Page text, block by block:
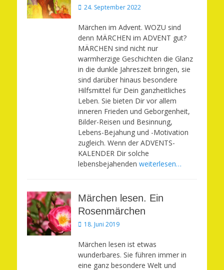
Veröffentlicht
24. September 2022
Märchen im Advent. WOZU sind
denn MÄRCHEN im ADVENT gut?
MÄRCHEN sind nicht nur
warmherzige Geschichten die Glanz
in die dunkle Jahreszeit bringen, sie
sind darüber hinaus besondere
Hilfsmittel für Dein ganzheitliches
Leben. Sie bieten Dir vor allem
inneren Frieden und Geborgenheit,
Bilder-Reisen und Besinnung,
Lebens-Bejahung und -Motivation
zugleich. Wenn der ADVENTS-
KALENDER Dir solche
lebensbejahenden weiterlesen…
Märchen lesen. Ein
Rosenmärchen
Veröffentlicht
18. Juni 2019
Märchen lesen ist etwas
wunderbares. Sie führen immer in
eine ganz besondere Welt und